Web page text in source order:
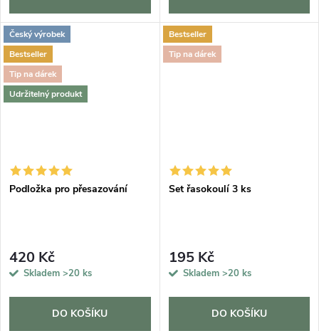
Český výrobek
Bestseller
Tip na dárek
Udržitelný produkt
Podložka pro přesazování
420 Kč
Skladem >20 ks
DO KOŠÍKU
Bestseller
Tip na dárek
Set řasokoulí 3 ks
195 Kč
Skladem >20 ks
DO KOŠÍKU